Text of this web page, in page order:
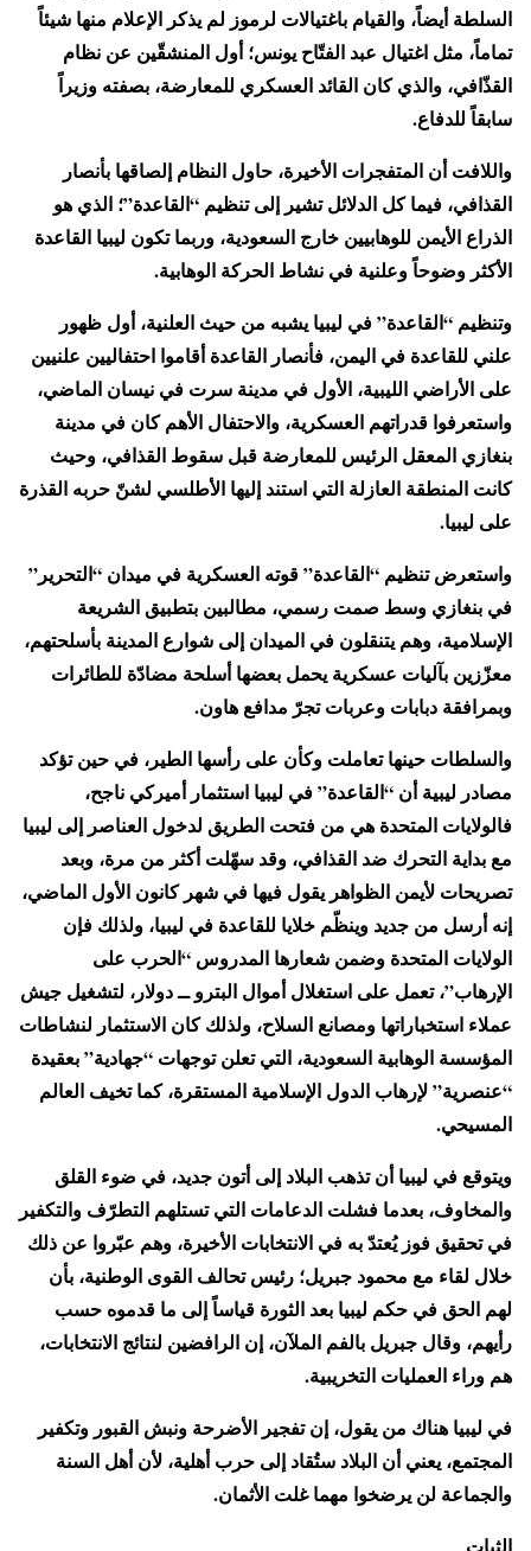
السلطة أيضاً، والقيام باغتيالات لرموز لم يذكر الإعلام منها شيئاً
تماماً، مثل اغتيال عبد الفتّاح يونس؛ أول المنشقّين عن نظام
القذّافي، والذي كان القائد العسكري للمعارضة، بصفته وزيراً
سابقاً للدفاع.
واللافت أن المتفجرات الأخيرة، حاول النظام إلصاقها بأنصار
القذافي، فيما كل الدلائل تشير إلى تنظيم “القاعدة”؛ الذي هو
الذراع الأيمن للوهابيين خارج السعودية، وربما تكون ليبيا القاعدة
الأكثر وضوحاً وعلنية في نشاط الحركة الوهابية.
وتنظيم “القاعدة” في ليبيا يشبه من حيث العلنية، أول ظهور
علني للقاعدة في اليمن، فأنصار القاعدة أقاموا احتفاليين علنيين
على الأراضي الليبية، الأول في مدينة سرت في نيسان الماضي،
واستعرفوا قدراتهم العسكرية، والاحتفال الأهم كان في مدينة
بنغازي المعقل الرئيس للمعارضة قبل سقوط القذافي، وحيث
كانت المنطقة العازلة التي استند إليها الأطلسي لشنّ حربه القذرة
على ليبيا.
واستعرض تنظيم “القاعدة” قوته العسكرية في ميدان “التحرير”
في بنغازي وسط صمت رسمي، مطالبين بتطبيق الشريعة
الإسلامية، وهم يتنقلون في الميدان إلى شوارع المدينة بأسلحتهم،
معزّزين بآليات عسكرية يحمل بعضها أسلحة مضادّة للطائرات
وبمرافقة دبابات وعربات تجرّ مدافع هاون.
والسلطات حينها تعاملت وكأن على رأسها الطير، في حين تؤكد
مصادر ليبية أن “القاعدة” في ليبيا استثمار أميركي ناجح،
فالولايات المتحدة هي من فتحت الطريق لدخول العناصر إلى ليبيا
مع بداية التحرك ضد القذافي، وقد سهّلت أكثر من مرة، وبعد
تصريحات لأيمن الظواهر يقول فيها في شهر كانون الأول الماضي،
إنه أرسل من جديد وينظّم خلايا للقاعدة في ليبيا، ولذلك فإن
الولايات المتحدة وضمن شعارها المدروس “الحرب على
الإرهاب”، تعمل على استغلال أموال البترو ــ دولار، لتشغيل جيش
عملاء استخباراتها ومصانع السلاح، ولذلك كان الاستثمار لنشاطات
المؤسسة الوهابية السعودية، التي تعلن توجهات “جهادية” بعقيدة
“عنصرية” لإرهاب الدول الإسلامية المستقرة، كما تخيف العالم
المسيحي.
ويتوقع في ليبيا أن تذهب البلاد إلى أتون جديد، في ضوء القلق
والمخاوف، بعدما فشلت الدعامات التي تستلهم التطرّف والتكفير
في تحقيق فوز يُعتدّ به في الانتخابات الأخيرة، وهم عبّروا عن ذلك
خلال لقاء مع محمود جبريل؛ رئيس تحالف القوى الوطنية، بأن
لهم الحق في حكم ليبيا بعد الثورة قياساً إلى ما قدموه حسب
رأيهم، وقال جبريل بالفم الملآن، إن الرافضين لنتائج الانتخابات،
هم وراء العمليات التخريبية.
في ليبيا هناك من يقول، إن تفجير الأضرحة ونبش القبور وتكفير
المجتمع، يعني أن البلاد ستُقاد إلى حرب أهلية، لأن أهل السنة
والجماعة لن يرضخوا مهما غلت الأثمان.